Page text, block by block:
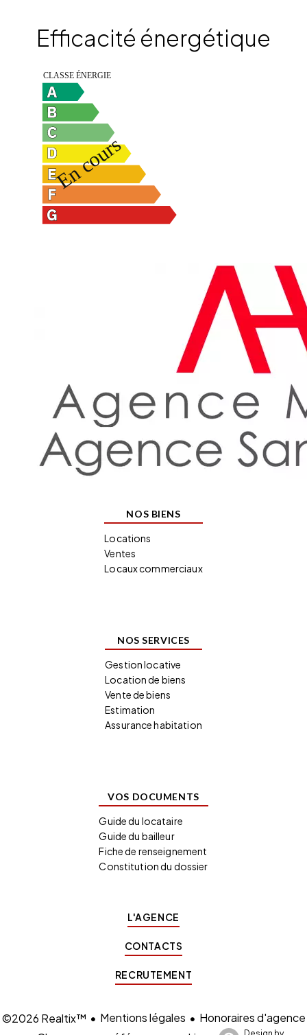
Efficacité énergétique
NOS BIENS
Locations
Ventes
Locaux commerciaux
NOS SERVICES
Gestion locative
Location de biens
Vente de biens
Estimation
Assurance habitation
VOS DOCUMENTS
Guide du locataire
Guide du bailleur
Fiche de renseignement
Constitution du dossier
L'AGENCE
CONTACTS
RECRUTEMENT
©2026 Realtix™ Mentions légales
Honoraires d'agence